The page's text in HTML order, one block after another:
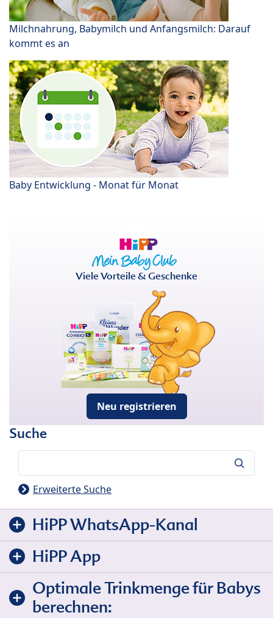
Milchnahrung, Babymilch und Anfangsmilch: Darauf
kommt es an
Baby Entwicklung - Monat für Monat
Viele Vorteile & Geschenke
Neu registrieren
Suche
Erweiterte Suche
HiPP WhatsApp-Kanal
HiPP App
Optimale Trinkmenge für Babys
berechnen: